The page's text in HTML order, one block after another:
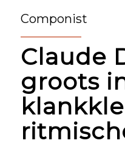
Componist
Claude
groots